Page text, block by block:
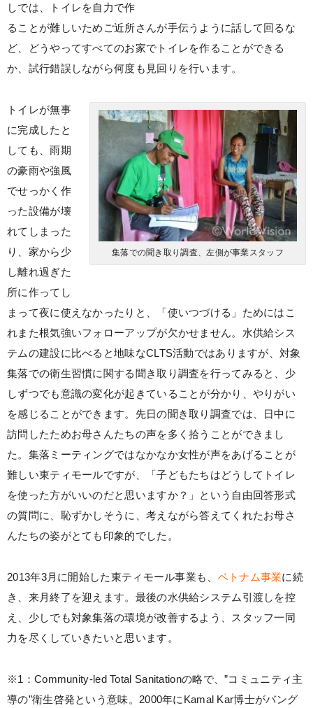
しでは、トイレを自力で作
ることが難しいためご近所さんが手伝うように話して回るな
ど、どうやってすべてのお家でトイレを作ることができる
か、試行錯誤しながら何度も見回りを行います。
集落での聞き取り調査、左側が事業スタッフ
トイレが無事
に完成したと
しても、雨期
の豪雨や強風
でせっかく作
った設備が壊
れてしまった
り、家から少
し離れ過ぎた
所に作ってし
まって夜に使えなかったりと、「使いつづける」ためにはこ
れまた根気強いフォローアップが欠かせません。水供給シス
テムの建設に比べると地味なCLTS活動ではありますが、対象
集落での衛生習慣に関する聞き取り調査を行ってみると、少
しずつでも意識の変化が起きていることが分かり、やりがい
を感じることができます。先日の聞き取り調査では、日中に
訪問したためお母さんたちの声を多く拾うことができまし
た。集落ミーティングではなかなか女性が声をあげることが
難しい東ティモールですが、「子どもたちはどうしてトイレ
を使った方がいいのだと思いますか？」という自由回答形式
の質問に、恥ずかしそうに、考えながら答えてくれたお母さ
んたちの姿がとても印象的でした。
2013年3月に開始した東ティモール事業も、 ベトナム事業に続
き、来月終了を迎えます。最後の水供給システム引渡しを控
え、少しでも対象集落の環境が改善するよう、スタッフ一同
力を尽くしていきたいと思います。
※1：Community-led Total Sanitationの略で、”コミュニティ主
導の”衛生啓発という意味。2000年にKamal Kar博士がバング